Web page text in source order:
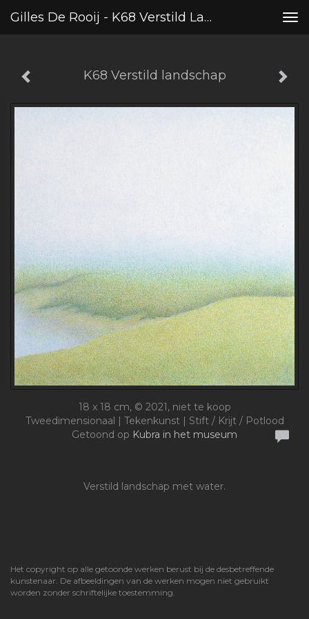
Gilles De Rooij - K68 Verstild Landschap
K68 Verstild landschap
18 x 18 cm, © 2021, niet te koop
Tweedimensionaal | Tekenkunst | Stift / Krijt / Potlood
Getoond op Kubra in het museum
Verstild landschap met water.
Het copyright op alle getoonde werken berust bij de desbetreffende
kunstenaar. De afbeeldingen van de werken mogen niet gebruikt
worden zonder schriftelijke toestemming.